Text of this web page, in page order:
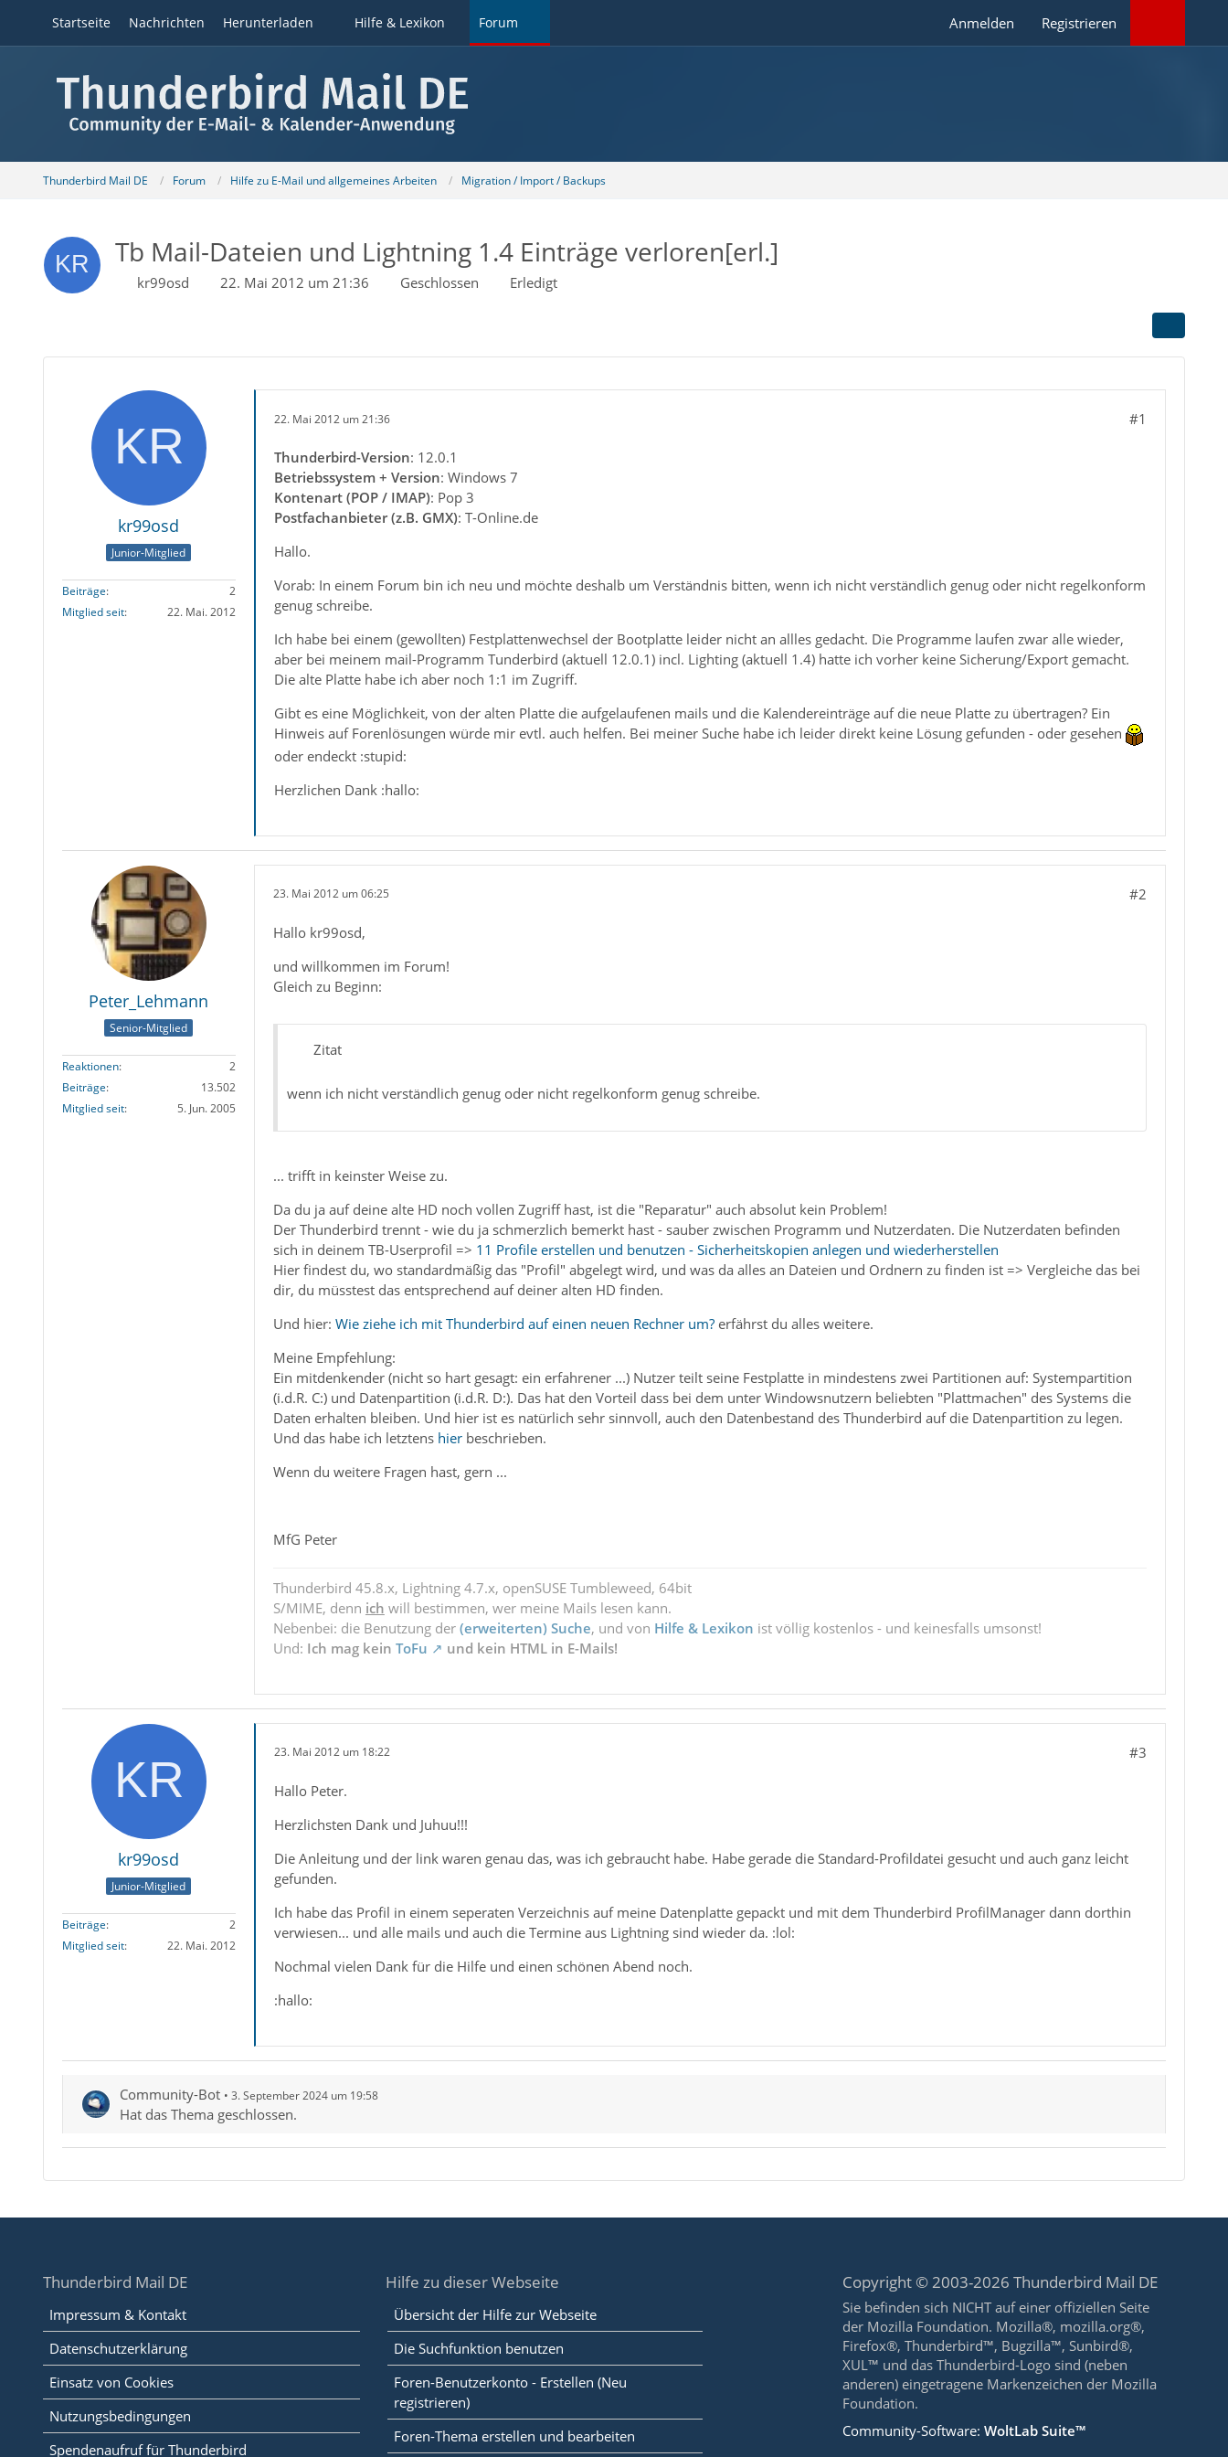
Startseite Nachrichten Herunterladen Hilfe & Lexikon Forum Anmelden Registrieren
Thunderbird Mail DE Forum Hilfe zu E-Mail und allgemeines Arbeiten Migration / Import / Backups
Tb Mail-Dateien und Lightning 1.4 Einträge verloren[erl.]
kr99osd 22. Mai 2012 um 21:36 Geschlossen Erledigt
kr99osd
Junior-Mitglied
Beiträge
2
Mitglied seit
22. Mai. 2012
22. Mai 2012 um 21:36 #1
Thunderbird-Version: 12.0.1
Betriebssystem + Version: Windows 7
Kontenart (POP / IMAP): Pop 3
Postfachanbieter (z.B. GMX): T-Online.de
Hallo.
Vorab: In einem Forum bin ich neu und möchte deshalb um Verständnis bitten, wenn ich nicht verständlich genug oder nicht regelkonform
genug schreibe.
Ich habe bei einem (gewollten) Festplattenwechsel der Bootplatte leider nicht an allles gedacht. Die Programme laufen zwar alle wieder,
aber bei meinem mail-Programm Tunderbird (aktuell 12.0.1) incl. Lighting (aktuell 1.4) hatte ich vorher keine Sicherung/Export gemacht.
Die alte Platte habe ich aber noch 1:1 im Zugriff.
Gibt es eine Möglichkeit, von der alten Platte die aufgelaufenen mails und die Kalendereinträge auf die neue Platte zu übertragen? Ein
Hinweis auf Forenlösungen würde mir evtl. auch helfen. Bei meiner Suche habe ich leider direkt keine Lösung gefunden - oder gesehen
oder endeckt :stupid:
Herzlichen Dank :hallo:
Peter_Lehmann
Senior-Mitglied
Reaktionen
2
Beiträge
13.502
Mitglied seit
5. Jun. 2005
23. Mai 2012 um 06:25 #2
Hallo kr99osd,
und willkommen im Forum!
Gleich zu Beginn:
Zitat
wenn ich nicht verständlich genug oder nicht regelkonform genug schreibe.
... trifft in keinster Weise zu.
Da du ja auf deine alte HD noch vollen Zugriff hast, ist die "Reparatur" auch absolut kein Problem!
Der Thunderbird trennt - wie du ja schmerzlich bemerkt hast - sauber zwischen Programm und Nutzerdaten. Die Nutzerdaten befinden
sich in deinem TB-Userprofil => 11 Profile erstellen und benutzen - Sicherheitskopien anlegen und wiederherstellen
Hier findest du, wo standardmäßig das "Profil" abgelegt wird, und was da alles an Dateien und Ordnern zu finden ist => Vergleiche das bei
dir, du müsstest das entsprechend auf deiner alten HD finden.
Und hier: Wie ziehe ich mit Thunderbird auf einen neuen Rechner um?erfährst du alles weitere.
Meine Empfehlung:
Ein mitdenkender (nicht so hart gesagt: ein erfahrener ...) Nutzer teilt seine Festplatte in mindestens zwei Partitionen auf: Systempartition
(i.d.R. C:) und Datenpartition (i.d.R. D:). Das hat den Vorteil dass bei dem unter Windowsnutzern beliebten "Plattmachen" des Systems die
Daten erhalten bleiben. Und hier ist es natürlich sehr sinnvoll, auch den Datenbestand des Thunderbird auf die Datenpartition zu legen.
Und das habe ich letztens hierbeschrieben.
Wenn du weitere Fragen hast, gern ...
MfG Peter
Thunderbird 45.8.x, Lightning 4.7.x, openSUSE Tumbleweed, 64bit
S/MIME, denn ich will bestimmen, wer meine Mails lesen kann.
Nebenbei: die Benutzung der (erweiterten) Suche, und von Hilfe & Lexikon ist völlig kostenlos - und keinesfalls umsonst!
Und: Ich mag kein ToFu und kein HTML in E-Mails!
kr99osd
Junior-Mitglied
Beiträge
2
Mitglied seit
22. Mai. 2012
23. Mai 2012 um 18:22 #3
Hallo Peter.
Herzlichsten Dank und Juhuu!!!
Die Anleitung und der link waren genau das, was ich gebraucht habe. Habe gerade die Standard-Profildatei gesucht und auch ganz leicht
gefunden.
Ich habe das Profil in einem seperaten Verzeichnis auf meine Datenplatte gepackt und mit dem Thunderbird ProfilManager dann dorthin
verwiesen... und alle mails und auch die Termine aus Lightning sind wieder da. :lol:
Nochmal vielen Dank für die Hilfe und einen schönen Abend noch.
:hallo:
Community-Bot 3. September 2024 um 19:58
Hat das Thema geschlossen.
Thunderbird Mail DE
Impressum & Kontakt
Datenschutzerklärung
Einsatz von Cookies
Nutzungsbedingungen
Spendenaufruf für Thunderbird
Hilfe zu dieser Webseite
Übersicht der Hilfe zur Webseite
Die Suchfunktion benutzen
Foren-Benutzerkonto - Erstellen (Neu
registrieren)
Foren-Thema erstellen und bearbeiten
Copyright © 2003-2026 Thunderbird Mail DE
Sie befinden sich NICHT auf einer offiziellen Seite
der Mozilla Foundation. Mozilla®, mozilla.org®,
Firefox®, Thunderbird™, Bugzilla™, Sunbird®,
XUL™ und das Thunderbird-Logo sind (neben
anderen) eingetragene Markenzeichen der Mozilla
Foundation.
Community-Software:WoltLab Suite™